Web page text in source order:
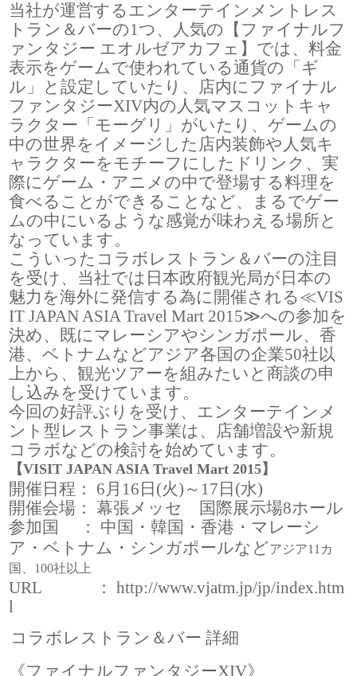
当社が運営するエンターテインメントレス
トラン＆バーの1つ、人気の【ファイナルフ
ァンタジー エオルゼアカフェ】では、料金
表示をゲームで使われている通貨の「ギ
ル」と設定していたり、店内にファイナル
ファンタジーXIV内の人気マスコットキャ
ラクター「モーグリ」がいたり、ゲームの
中の世界をイメージした店内装飾や人気キ
ャラクターをモチーフにしたドリンク、実
際にゲーム・アニメの中で登場する料理を
食べることができることなど、まるでゲー
ムの中にいるような感覚が味わえる場所と
なっています。
こういったコラボレストラン＆バーの注目
を受け、当社では日本政府観光局が日本の
魅力を海外に発信する為に開催される≪VIS
IT JAPAN ASIA Travel Mart 2015≫への参加を
決め、既にマレーシアやシンガポール、香
港、ベトナムなどアジア各国の企業50社以
上から、観光ツアーを組みたいと商談の申
し込みを受けています。
今回の好評ぶりを受け、エンターテインメ
ント型レストラン事業は、店舗増設や新規
コラボなどの検討を始めています。
【VISIT JAPAN ASIA Travel Mart 2015】
開催日程： 6月16日(火)～17日(水)
開催会場： 幕張メッセ 国際展示場8ホール
参加国 ： 中国・韓国・香港・マレーシ
ア・ベトナム・シンガポールなどアジア11カ
国、100社以上
URL ：http://www.vjatm.jp/jp/index.htm
l
コラボレストラン＆バー 詳細
《ファイナルファンタジーXIV》